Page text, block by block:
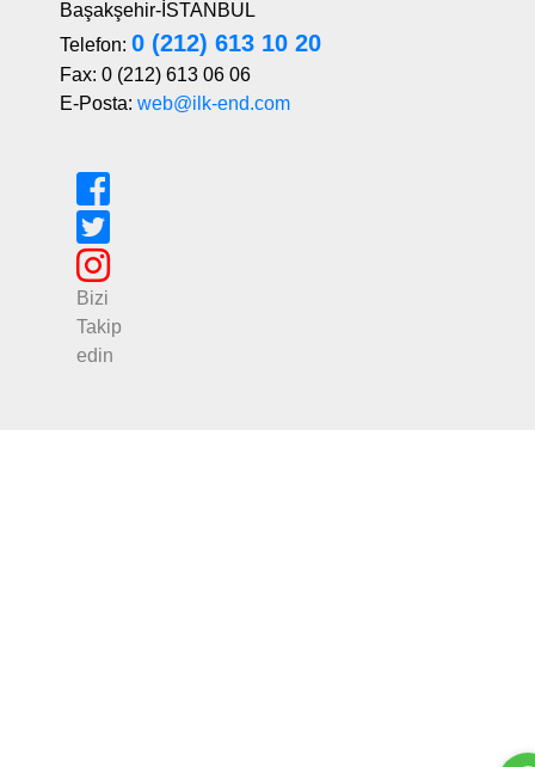
Başakşehir-İSTANBUL
Telefon: 0 (212) 613 10 20
Fax: 0 (212) 613 06 06
E-Posta: web@ilk-end.com
Bizi
Takip
edin